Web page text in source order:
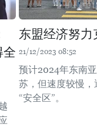
全
东盟经济努力
21/12/2023 08:52
预计2024年东南
苏，但速度较慢
“安全区”。